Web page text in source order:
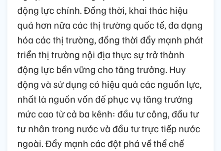
động lực chính. Đồng thời, khai thác hiệu
quả hơn nữa các thị trường quốc tế, đa dạng
hóa các thị trường, đồng thời đẩy mạnh phát
triển thị trường nội địa thực sự trở thành
động lực bền vững cho tăng trưởng. Huy
động và sử dụng có hiệu quả các nguồn lực,
nhất là nguồn vốn để phục vụ tăng trưởng
mức cao từ cả ba kênh: đầu tư công, đầu tư
tư nhân trong nước và đầu tư trực tiếp nước
ngoài. Đẩy mạnh các đột phá về thể chế